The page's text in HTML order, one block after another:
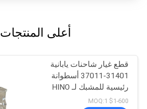
أعلى المنتجات
قطع غيار شاحنات يابانية
31401-37011 أسطوانة
رئيسية للمشبك لـ HINO
300 N04C
$1-600 MOQ:1